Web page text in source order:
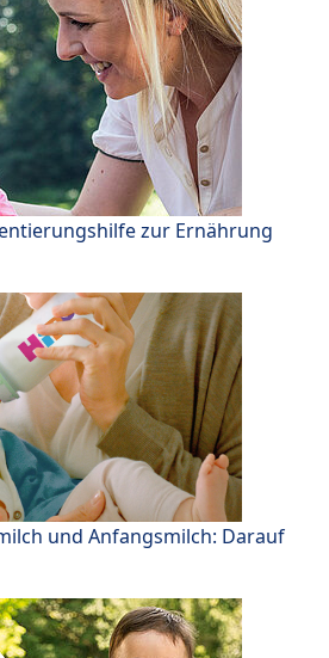
zur Ernährung
und Anfangsmilch: Darauf